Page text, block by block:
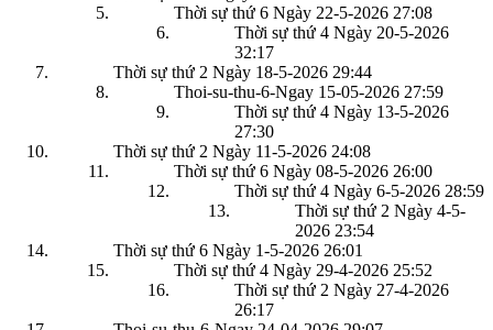
Thời sự thứ 6 Ngày 22-5-2026 27:08
Thời sự thứ 4 Ngày 20-5-2026
32:17
Thời sự thứ 2 Ngày 18-5-2026 29:44
Thoi-su-thu-6-Ngay 15-05-2026 27:59
Thời sự thứ 4 Ngày 13-5-2026
27:30
Thời sự thứ 2 Ngày 11-5-2026 24:08
Thời sự thứ 6 Ngày 08-5-2026 26:00
Thời sự thứ 4 Ngày 6-5-2026 28:59
Thời sự thứ 2 Ngày 4-5-
2026 23:54
Thời sự thứ 6 Ngày 1-5-2026 26:01
Thời sự thứ 4 Ngày 29-4-2026 25:52
Thời sự thứ 2 Ngày 27-4-2026
26:17